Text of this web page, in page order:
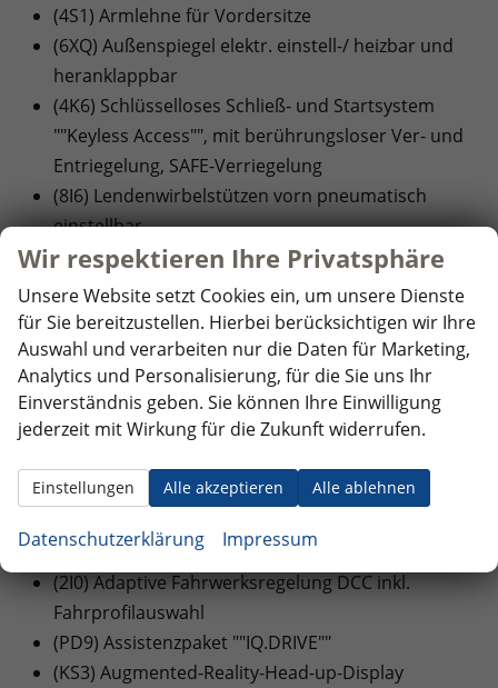
(4S1) Armlehne für Vordersitze
(6XQ) Außenspiegel elektr. einstell-/ heizbar und
heranklappbar
(4K6) Schlüsselloses Schließ- und Startsystem
""Keyless Access"", mit berührungsloser Ver- und
Entriegelung, SAFE-Verriegelung
(8I6) Lendenwirbelstützen vorn pneumatisch
einstellbar
(3A2) ISOFIX-Halteösen für Kindersitze auf den
äußeren Rücksitzen sowie auf dem Beifahrersitz,
i-Size-kompatibel
EXTRAS:
(E1K) ""FIRE+ICE""
(KB3) 11 kW AC-Ladeleistung (Wechselstrom)
Ultra Violet Metallic, Oberfläche glanzgedreht
Ausweichunterstützung
(2I0) Adaptive Fahrwerksregelung DCC inkl.
Fahrprofilauswahl
(PD9) Assistenzpaket ""IQ.DRIVE""
(KS3) Augmented-Reality-Head-up-Display
Wir respektieren Ihre Privatsphäre
Unsere Website setzt Cookies ein, um unsere Dienste
für Sie bereitzustellen. Hierbei berücksichtigen wir Ihre
Auswahl und verarbeiten nur die Daten für Marketing,
Analytics und Personalisierung, für die Sie uns Ihr
Einverständnis geben. Sie können Ihre Einwilligung
jederzeit mit Wirkung für die Zukunft widerrufen.
Alle akzeptieren Alle ablehnen
Einstellungen
Datenschutzerklärung Impressum